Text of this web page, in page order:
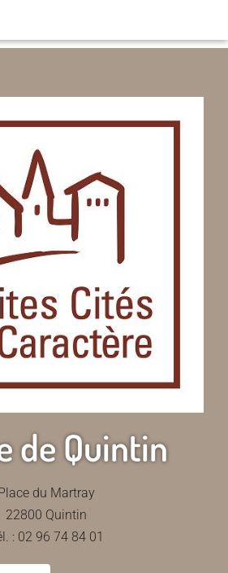
de Quintin
Place du Martray
22800 Quintin
: 02 96 74 84 01